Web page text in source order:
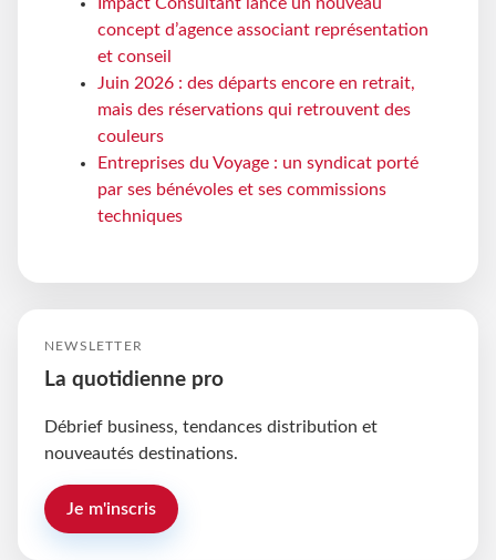
concept d’agence associant représentation
et conseil
Juin 2026 : des départs encore en retrait,
mais des réservations qui retrouvent des
couleurs
Entreprises du Voyage : un syndicat porté
par ses bénévoles et ses commissions
techniques
NEWSLETTER
La quotidienne pro
Débrief business, tendances distribution et
nouveautés destinations.
Je m'inscris